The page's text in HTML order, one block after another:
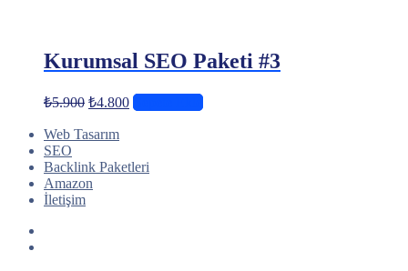
Kurumsal SEO Paketi #3
₺5.900 Orijinal
₺5.900.
₺4.800Şu
andaki
Web Tasarım
SEO
Backlink Paketleri
Amazon
İletişim